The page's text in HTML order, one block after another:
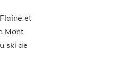
et
Mont
ski de